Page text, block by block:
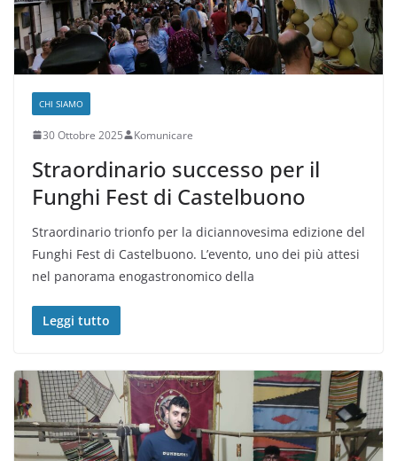
CHI SIAMO
30 Ottobre 2025 Komunicare
Straordinario successo per il
Funghi Fest di Castelbuono
Straordinario trionfo per la diciannovesima edizione del
Funghi Fest di Castelbuono. L’evento, uno dei più attesi
nel panorama enogastronomico della
Leggi tutto